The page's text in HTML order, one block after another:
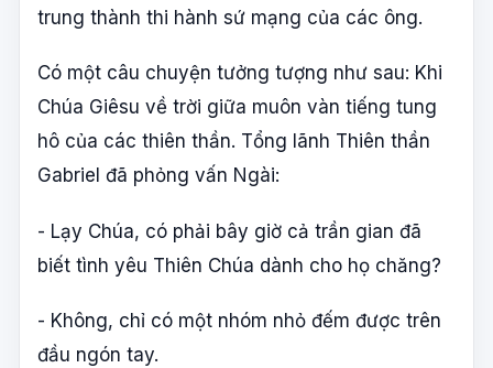
trung thành thi hành sứ mạng của các ông.
Có một câu chuyện tưởng tượng như sau: Khi
Chúa Giêsu về trời giữa muôn vàn tiếng tung
hô của các thiên thần. Tổng lãnh Thiên thần
Gabriel đã phỏng vấn Ngài:
- Lạy Chúa, có phải bây giờ cả trần gian đã
biết tình yêu Thiên Chúa dành cho họ chăng?
- Không, chỉ có một nhóm nhỏ đếm được trên
đầu ngón tay.